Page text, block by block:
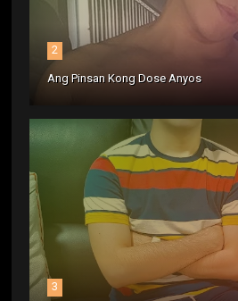
2
Ang Pinsan Kong Dose Anyos
3